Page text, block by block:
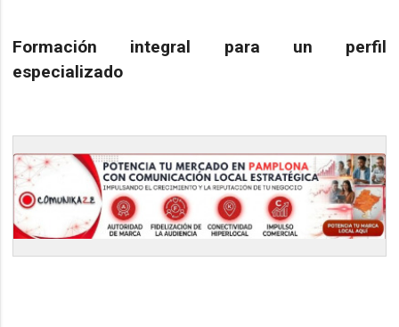
Formación integral para un perfil
especializado